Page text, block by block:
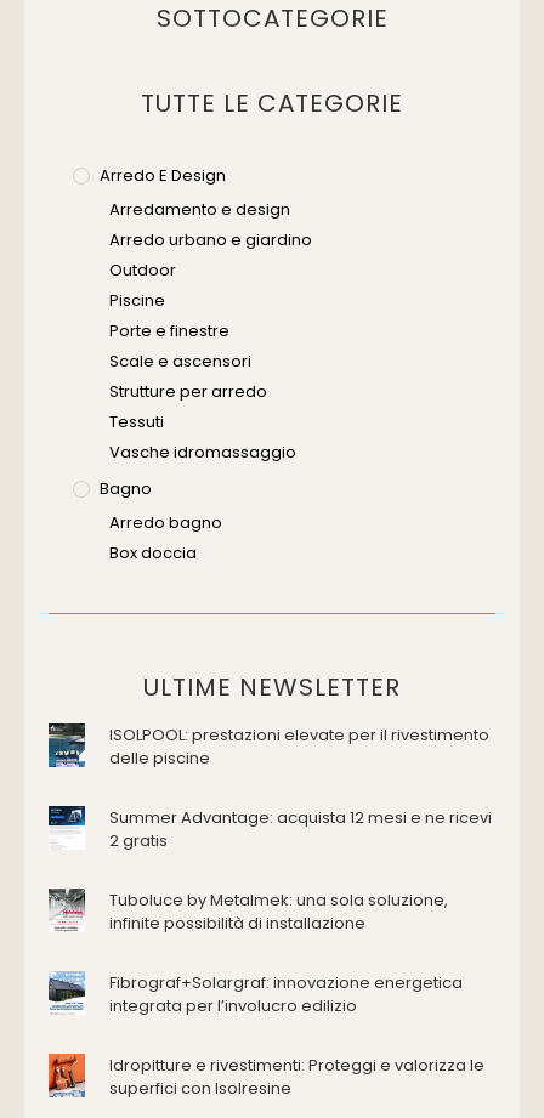
SOTTOCATEGORIE
TUTTE LE CATEGORIE
Arredo E Design
Arredamento e design
Arredo urbano e giardino
Outdoor
Piscine
Porte e finestre
Scale e ascensori
Strutture per arredo
Tessuti
Vasche idromassaggio
Bagno
Arredo bagno
Box doccia
Placche di comando per wc
Domotica Ed Impianti Elettrici
Edilizia
Antincendio e sicurezza
Attrezzature manuali
Cappe d'aspirazione
Consolidamento
Deumidificazione
Energie rinnovabili
Ferramenta e fissaggi
ULTIME NEWSLETTER
ISOLPOOL: prestazioni elevate per il rivestimento
delle piscine
Summer Advantage: acquista 12 mesi e ne ricevi
2 gratis
Tuboluce by Metalmek: una sola soluzione,
infinite possibilità di installazione
Fibrograf+Solargraf: innovazione energetica
integrata per l’involucro edilizio
Idropitture e rivestimenti: Proteggi e valorizza le
superfici con Isolresine